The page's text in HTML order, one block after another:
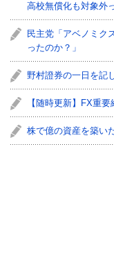
高校無償化も対象外
民主党「アベノミク
ったのか？」
野村證券の一日を記
【随時更新】FX重
株で億の資産を築い